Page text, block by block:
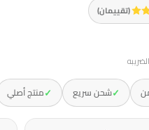
(تقييمان)
✓شحن سريع ✓منتج أصلي